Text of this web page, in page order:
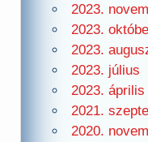
2023.
2023.
2023.
2023. július
2023. április
2021.
2020.